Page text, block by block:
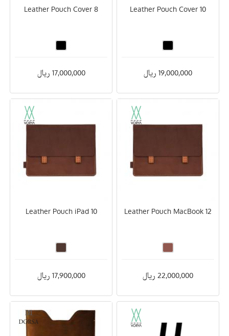
Leather Pouch Cover 10
19,000,000 ریال
Leather Pouch Cover 8
17,000,000 ریال
Leather Pouch MacBook 12
22,000,000 ریال
Leather Pouch iPad 10
17,900,000 ریال